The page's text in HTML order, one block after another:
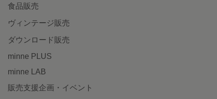
食品販売
ヴィンテージ販売
ダウンロード販売
minne PLUS
minne LAB
販売支援企画・イベント